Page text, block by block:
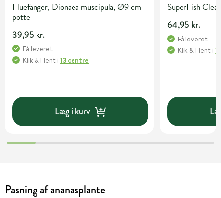
Fluefanger, Dionaea muscipula, Ø9 cm
potte
39,95 kr.
Få leveret
Klik & Hent i 13 centre
Læg i kurv
SuperFish
64,95 kr.
Få leveret
Klik & Hent i
Pasning af ananasplante